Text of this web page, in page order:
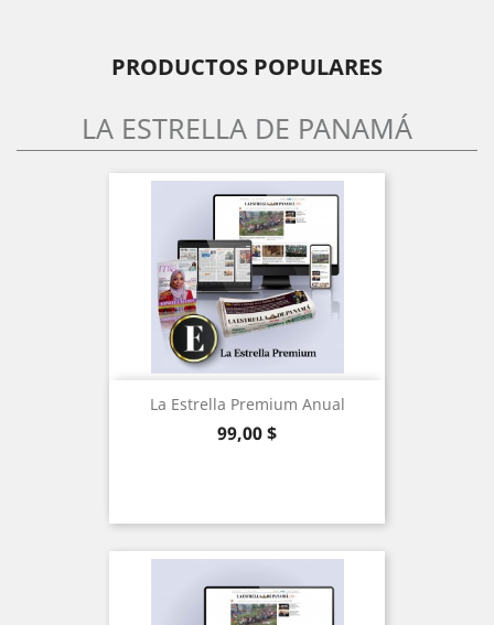
PRODUCTOS POPULARES
LA ESTRELLA DE PANAMÁ
La Estrella Premium Anual
Precio
99,00 $